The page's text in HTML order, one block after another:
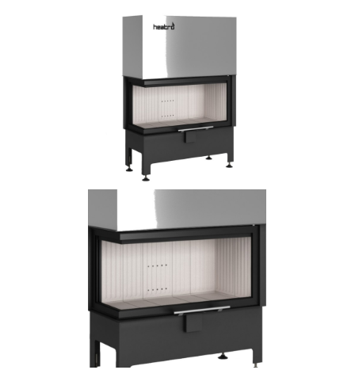
Bildergalerie überspringen